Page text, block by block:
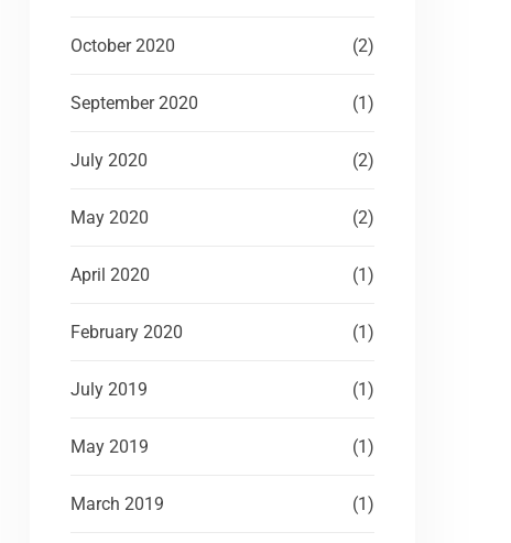
October 2020 (2)
September 2020 (1)
July 2020 (2)
May 2020 (2)
April 2020 (1)
February 2020 (1)
July 2019 (1)
May 2019 (1)
March 2019 (1)